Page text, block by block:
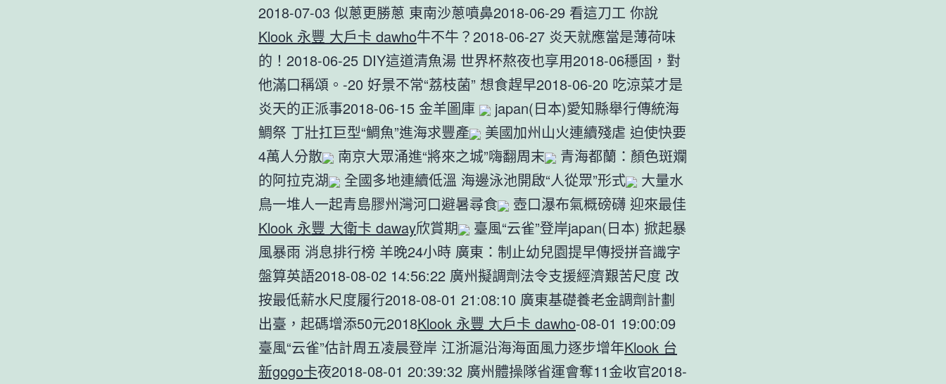
2018-07-03 似蔥更勝蔥 東南沙蔥噴鼻2018-06-29 看這刀工 你說
Klook 永豐 大戶卡 dawho牛不牛？2018-06-27 炎天就應當是薄荷味
的！2018-06-25 DIY這道清魚湯 世界杯熬夜也享用2018-06穩固，對
他滿口稱頌。-20 好景不常“荔枝菌” 想食趕早2018-06-20 吃涼菜才是
炎天的正派事2018-06-15 金羊圖庫
japan(日本)愛知縣舉行傳統海
鯛祭 丁壯扛巨型“鯛魚”進海求豐產
美國加州山火連續殘虐 迫使快要
4萬人分散
南京大眾涌進“將來之城”嗨翻周末
青海都蘭：顏色斑斕
的阿拉克湖
全國多地連續低溫 海邊泳池開啟“人從眾”形式
大量水
鳥一堆人一起青島膠州灣河口避暑尋食
壺口瀑布氣概磅礴 迎來最佳
Klook 永豐 大衛卡 daway欣賞期
臺風“云雀”登岸japan(日本) 掀起暴
風暴雨 消息排行榜 羊晚24小時 廣東：制止幼兒園提早傳授拼音識字
盤算英語2018-08-02 14:56:22 廣州擬調劑法令支援經濟艱苦尺度 改
按最低薪水尺度履行2018-08-01 21:08:10 廣東基礎養老金調劑計劃
出臺，起碼增添50元2018Klook 永豐 大戶卡 dawho-08-01 19:00:09
臺風“云雀”估計周五凌晨登岸 江浙滬沿海海面風力逐步增年Klook 台
新gogo卡夜2018-08-01 20:39:32 廣州體操隊省運會奪11金收官2018-